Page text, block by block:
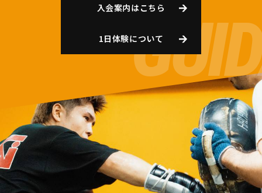
入会案内はこちら
1日体験について